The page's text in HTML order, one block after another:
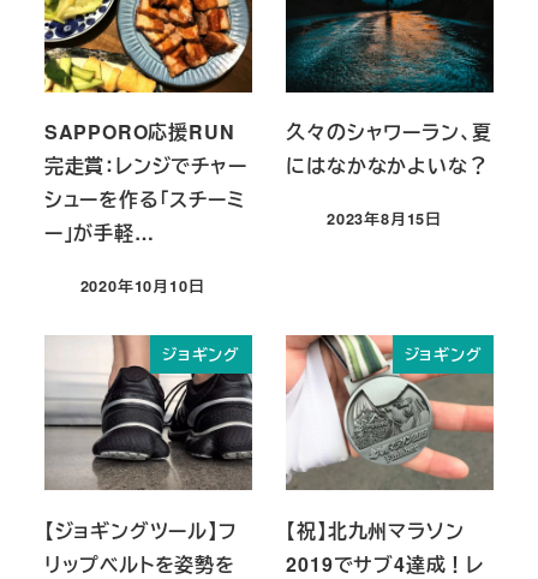
SAPPORO応援RUN
完走賞：レンジでチャー
シューを作る「スチーミ
ー」が手軽…
投稿日
2020年10月10日
久々のシャワーラン、夏
にはなかなかよいな？
投稿日
2023年8月15日
ジョギング
【ジョギングツール】フ
リップベルトを姿勢を
ジョギング
【祝】北九州マラソン
2019でサブ4達成！レ